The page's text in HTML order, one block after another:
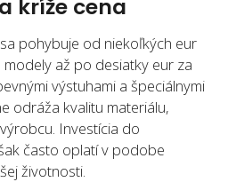
kríže cena
pohybuje od niekoľkých eur
až po desiatky eur za
výstuhami a špeciálnymi
odráža kvalitu materiálu,
Investícia do
často oplatí v podobe
životnosti.